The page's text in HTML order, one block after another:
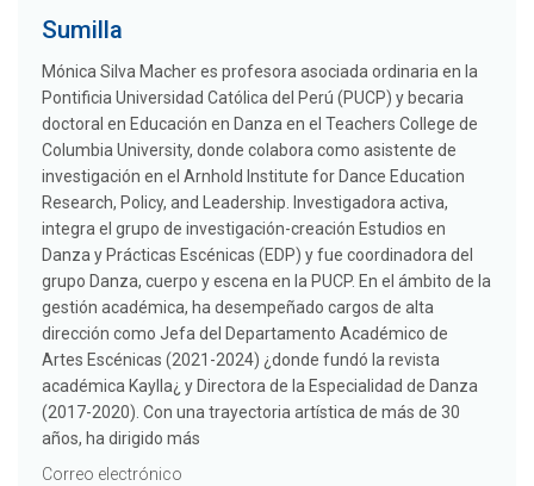
Sumilla
Mónica Silva Macher es profesora asociada ordinaria en la
Pontificia Universidad Católica del Perú (PUCP) y becaria
doctoral en Educación en Danza en el Teachers College de
Columbia University, donde colabora como asistente de
investigación en el Arnhold Institute for Dance Education
Research, Policy, and Leadership. Investigadora activa,
integra el grupo de investigación-creación Estudios en
Danza y Prácticas Escénicas (EDP) y fue coordinadora del
grupo Danza, cuerpo y escena en la PUCP. En el ámbito de la
gestión académica, ha desempeñado cargos de alta
dirección como Jefa del Departamento Académico de
Artes Escénicas (2021-2024) ¿donde fundó la revista
académica Kaylla¿ y Directora de la Especialidad de Danza
(2017-2020). Con una trayectoria artística de más de 30
años, ha dirigido más
Correo electrónico